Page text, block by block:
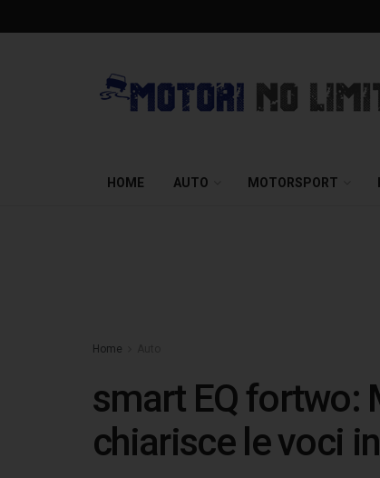
HOME AUTO MOTORSPORT
Home
smart EQ fortwo:
chiarisce le voci